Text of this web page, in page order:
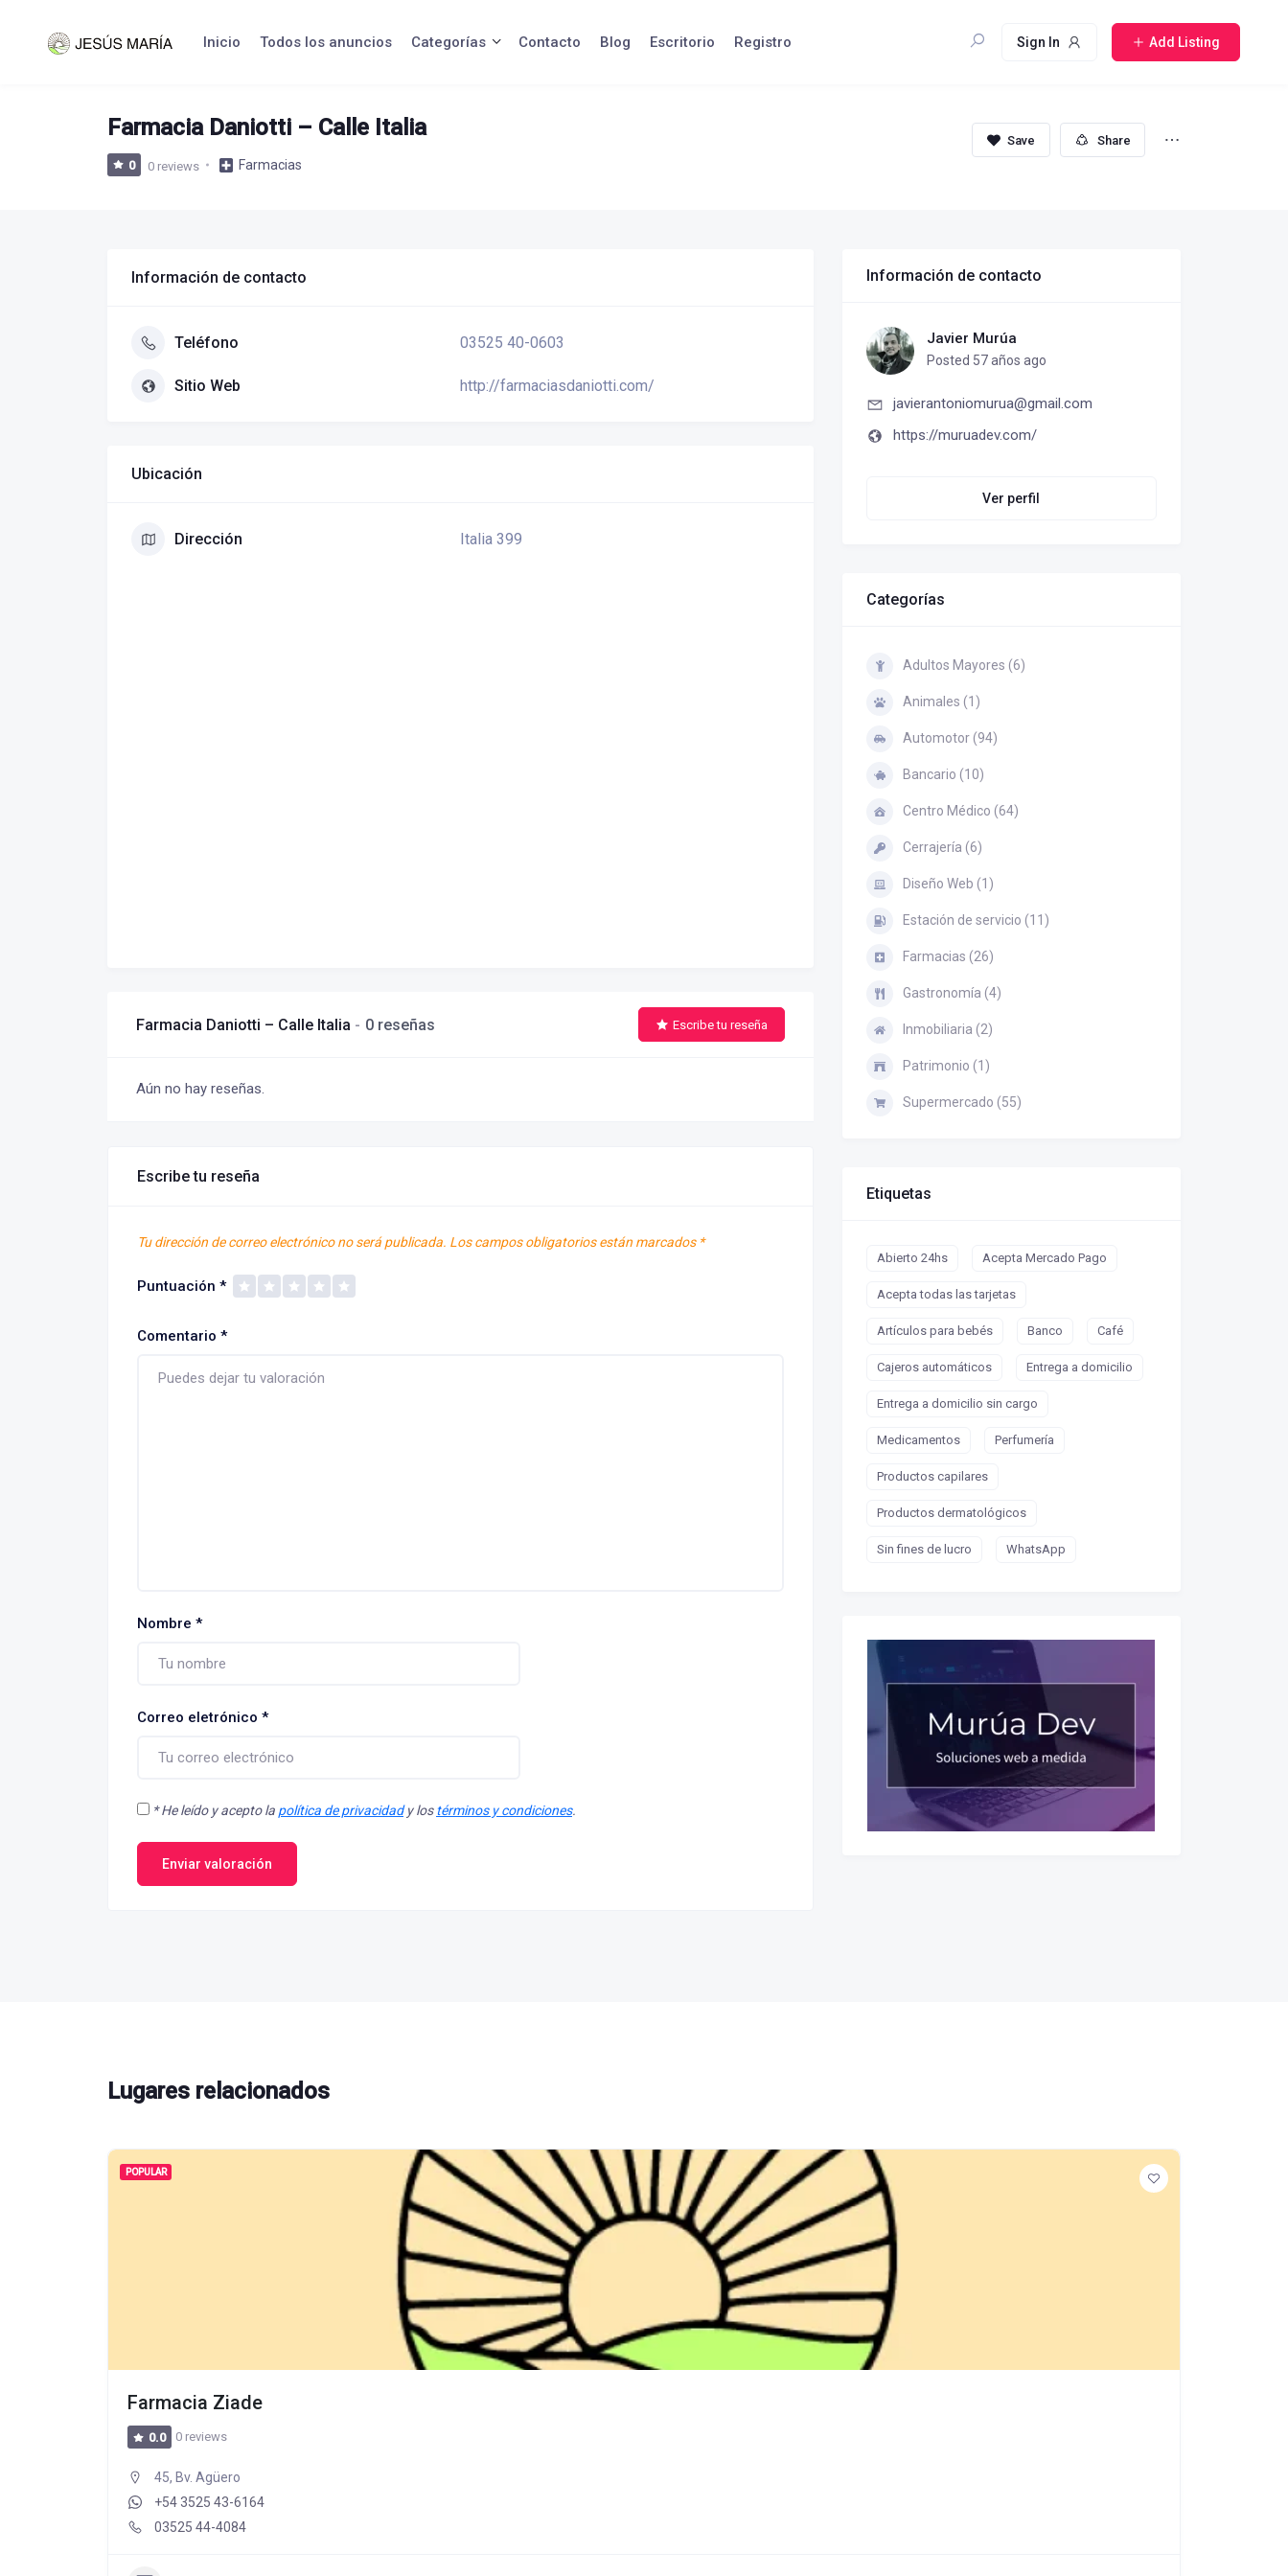
Inicio Todos los anuncios Categorías Contacto Blog Escritorio Registro Sign In Add Listing
Farmacia Daniotti – Calle Italia
0 0 reviews Farmacias
Share
Información de contacto
Teléfono 03525 40-0603
Sitio Web http://farmaciasdaniotti.com/
Ubicación
Dirección Italia 399
Farmacia Daniotti – Calle Italia 0 reseñas Escribe tu reseña
Aún no hay reseñas.
Escribe tu reseña
Tu dirección de correo electrónico no será publicada. Los campos obligatorios están marcados *
Puntuación *
Comentario *
Nombre *
Correo eletrónico *
*He leído y acepto la política de privacidady lostérminos y condiciones.
Enviar valoración
Información de contacto
Javier Murúa
Posted 57 años ago
javierantoniomurua@gmail.com
https://muruadev.com/
Ver perfil
Categorías
Adultos Mayores (6)
Animales (1)
Automotor (94)
Bancario (10)
Centro Médico (64)
Cerrajería (6)
Diseño Web (1)
Estación de servicio (11)
Farmacias (26)
Gastronomía (4)
Inmobiliaria (2)
Patrimonio (1)
Supermercado (55)
Etiquetas
Abierto 24hs Acepta Mercado Pago
Acepta todas las tarjetas
Artículos para bebés Banco Café
Cajeros automáticos Entrega a domicilio
Entrega a domicilio sin cargo
Medicamentos Perfumería
Productos capilares
Productos dermatológicos
Sin fines de lucro WhatsApp
Lugares relacionados
POPULAR
Farmacia Ziade
0.0 0 reviews
45, Bv. Agüero
+54 3525 43-6164
03525 44-4084